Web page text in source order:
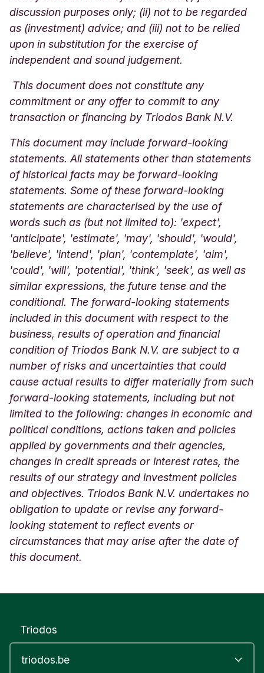
discussion purposes only; (ii) not to be regarded
as (investment) advice; and (iii) not to be relied
upon in substitution for the exercise of
independent and sound judgement.
This document does not constitute any
commitment or any offer to commit to any
transaction or financing by Triodos Bank N.V.
This document may include forward-looking
statements. All statements other than statements
of historical facts may be forward-looking
statements. Some of these forward-looking
statements are characterised by the use of
words such as (but not limited to): 'expect',
'anticipate', 'estimate', 'may', 'should', 'would',
'believe', 'intend', 'plan', 'contemplate', 'aim',
'could', 'will', 'potential', 'think', 'seek', as well as
similar expressions, the future tense and the
conditional. The forward-looking statements
included in this document with respect to the
business, results of operation and financial
condition of Triodos Bank N.V. are subject to a
number of risks and uncertainties that could
cause actual results to differ materially from such
forward-looking statements, including but not
limited to the following: changes in economic and
political conditions, actions taken and policies
applied by governments and their agencies,
changes in credit spreads or interest rates, the
results of our strategy and investment policies
and objectives. Triodos Bank N.V. undertakes no
obligation to update or revise any forward-
looking statement to reflect events or
circumstances that may arise after the date of
this document.
Triodos